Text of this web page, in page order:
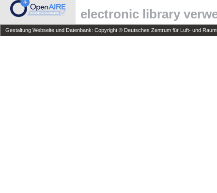
electronic library
Gestaltung Webseite und Datenbank: Copyright © Deutsches Zentrum für Luft- und